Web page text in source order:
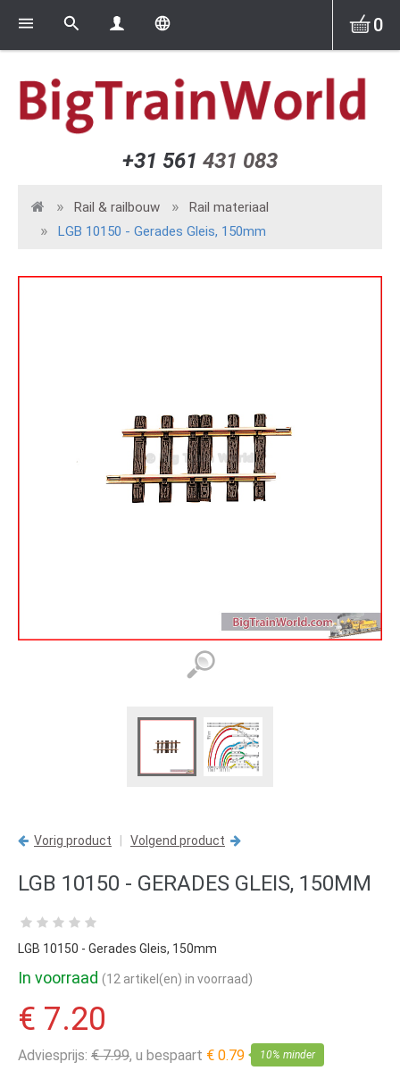
+31 561 431 083
0
Rail & railbouw
Rail materiaal
LGB 10150 - Gerades Gleis, 150mm
Vorig product Volgend product
LGB 10150 - GERADES GLEIS, 150MM
LGB 10150 - Gerades Gleis, 150mm
In voorraad (12 artikel(en) in voorraad)
€ 7.20
Adviesprijs: € 7.99, u bespaart € 0.79 10% minder